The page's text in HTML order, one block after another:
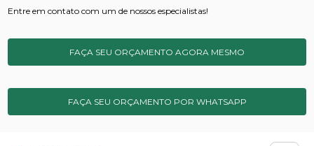
Entre em contato com um de nossos especialistas!
FAÇA SEU ORÇAMENTO AGORA MESMO
FAÇA SEU ORÇAMENTO POR WHATSAPP